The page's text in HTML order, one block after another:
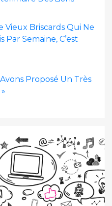
Vieux Briscards Qui Ne
Par Semaine, C’est
Proposé Un Très